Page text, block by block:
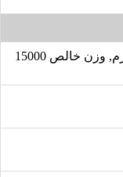
وزن با بسته بندی 15830 گرم, وزن خالص 15000